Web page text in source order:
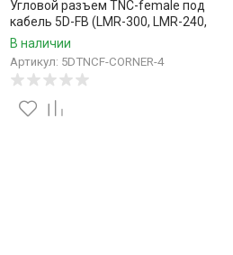
Угловой разъем TNC-female под
кабель 5D-FB (LMR-300, LMR-240,
RG-8X), 50 Ом, обжимной под
В наличии
Артикул: 5DTNCF-CORNER-4